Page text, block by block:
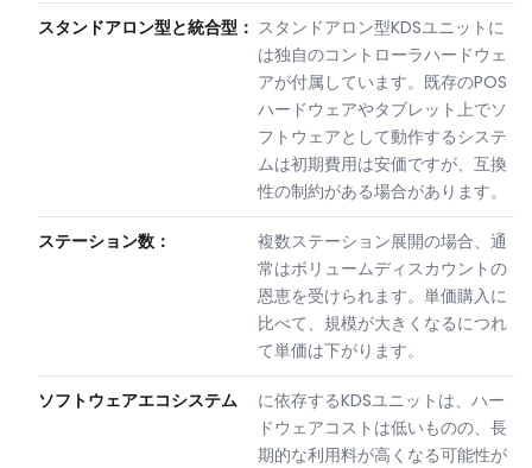
スタンドアロン型と統合型： スタンドアロン型KDSユニットに
は独自のコントローラハードウェ
アが付属しています。既存のPOS
ハードウェアやタブレット上でソ
フトウェアとして動作するシステ
ムは初期費用は安価ですが、互換
性の制約がある場合があります。
ステーション数：
複数ステーション展開の場合、通
常はボリュームディスカウントの
恩恵を受けられます。単価購入に
比べて、規模が大きくなるにつれ
て単価は下がります。
ソフトウェアエコシステム
に依存するKDSユニットは、ハー
ドウェアコストは低いものの、長
期的な利用料が高くなる可能性が